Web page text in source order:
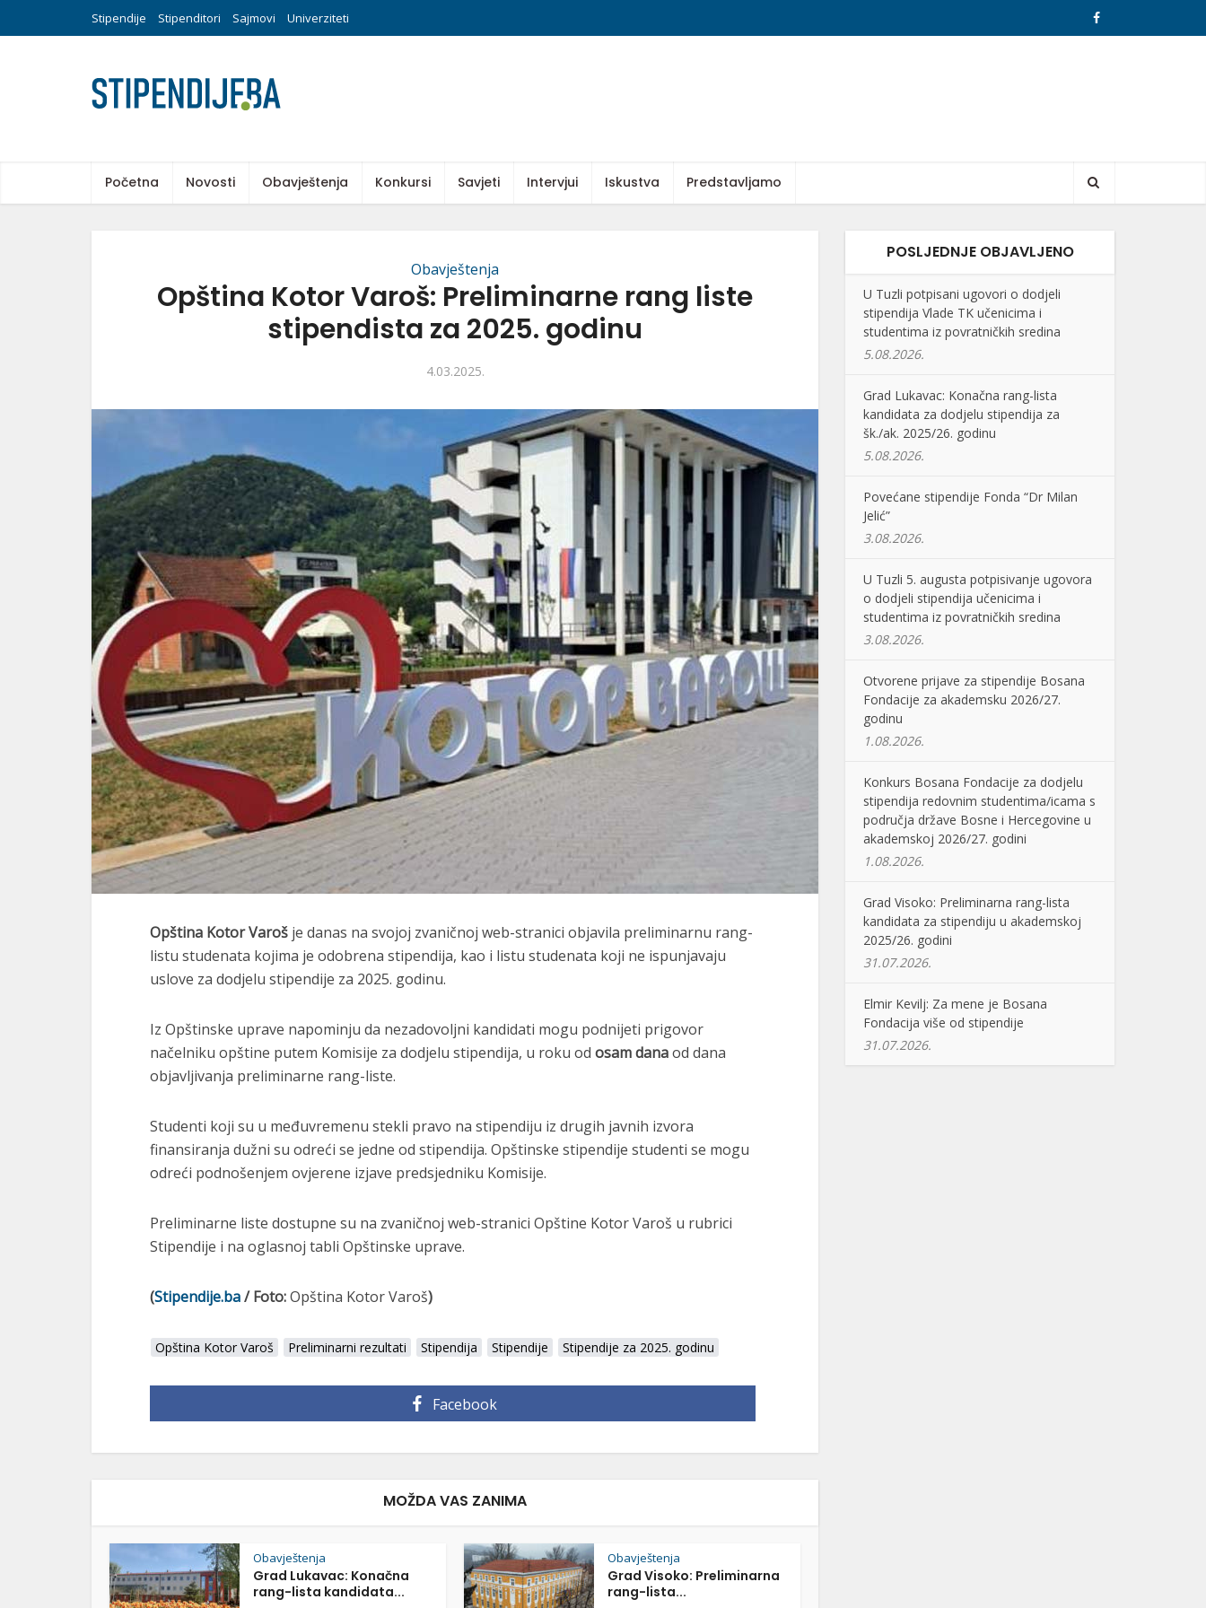
Stipendije Stipenditori Sajmovi Univerziteti
Početna Novosti Obavještenja Konkursi Savjeti Intervjui Iskustva Predstavljamo
Obavještenja
Opština Kotor Varoš: Preliminarne rang liste
stipendista za 2025. godinu
4.03.2025.
Opština Kotor Varoš je danas na svojoj zvaničnoj web-stranici objavila preliminarnu rang-
listu studenata kojima je odobrena stipendija, kao i listu studenata koji ne ispunjavaju
uslove za dodjelu stipendije za 2025. godinu.
Iz Opštinske uprave napominju da nezadovoljni kandidati mogu podnijeti prigovor
načelniku opštine putem Komisije za dodjelu stipendija, u roku od osam danaod dana
objavljivanja preliminarne rang-liste.
Studenti koji su u međuvremenu stekli pravo na stipendiju iz drugih javnih izvora
finansiranja dužni su odreći se jedne od stipendija. Opštinske stipendije studenti se mogu
odreći podnošenjem ovjerene izjave predsjedniku Komisije.
Preliminarne liste dostupne su na zvaničnoj web-stranici Opštine Kotor Varoš u rubrici
Stipendije i na oglasnoj tabli Opštinske uprave.
(Stipendije.ba/ Foto:Opština Kotor Varoš)
Opština Kotor Varoš Preliminarni rezultati Stipendija Stipendije Stipendije za 2025. godinu
Facebook
MOŽDA VAS ZANIMA
Obavještenja
Grad Lukavac: Konačna
rang-lista kandidata...
Obavještenja
Grad Visoko: Preliminarna
rang-lista...
POSLJEDNJE OBJAVLJENO
U Tuzli potpisani ugovori o dodjeli
stipendija Vlade TK učenicima i
studentima iz povratničkih sredina
5.08.2026.
Grad Lukavac: Konačna rang-lista
kandidata za dodjelu stipendija za
šk./ak. 2025/26. godinu
5.08.2026.
Povećane stipendije Fonda “Dr Milan
Jelić”
3.08.2026.
U Tuzli 5. augusta potpisivanje ugovora
o dodjeli stipendija učenicima i
studentima iz povratničkih sredina
3.08.2026.
Otvorene prijave za stipendije Bosana
Fondacije za akademsku 2026/27.
godinu
1.08.2026.
Konkurs Bosana Fondacije za dodjelu
stipendija redovnim studentima/icama s
područja države Bosne i Hercegovine u
akademskoj 2026/27. godini
1.08.2026.
Grad Visoko: Preliminarna rang-lista
kandidata za stipendiju u akademskoj
2025/26. godini
31.07.2026.
Elmir Kevilj: Za mene je Bosana
Fondacija više od stipendije
31.07.2026.